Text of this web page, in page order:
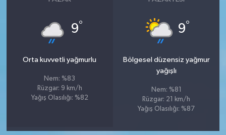
9°
Orta kuvvetli yağmurlu
Nem: %83
Rüzgar: 9 km/h
Yağış Olasılığı: %82
9°
Bölgesel düzensiz yağmur
yağışlı
Nem: %81
Rüzgar: 21 km/h
Yağış Olasılığı: %87